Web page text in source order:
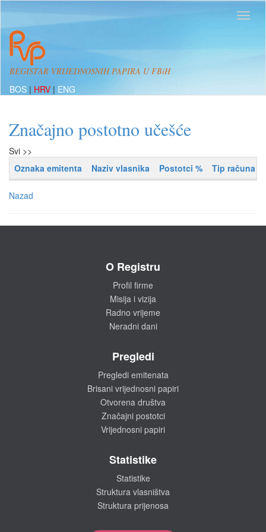
REGISTAR VRIJEDNOSNIH PAPIRA U FBiH
BOS | HRV | ENG
Značajno postotno učešće
Svi >>
Oznaka emitenta
Naziv vlasnika Postotci % Tip računa
Nazad
O Registru
Profil firme
Misija i vizija
Radno vrijeme
Neradni dani
Pregledi
Pregledi emitenata
Brisani vrijednosni papiri
Otvorena društva
Značajni postotci
Vrijednosni papiri
Statistike
Statistike
Struktura vlasništva
Struktura prijenosa